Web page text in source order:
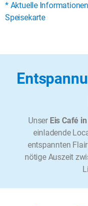
* Aktuelle
Speisekarte
Unser Eis Café
einladende
entspannten
nötige Auszeit